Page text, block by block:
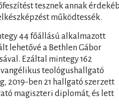
tesznek annak
működtessék.
44 főállású alkalmazott
lehetővé a Bethlen Gábor
Ezáltal mintegy 162
teológushallgató
2019-ben 21 hallgató szerzett
magiszteri diplomát, és lett